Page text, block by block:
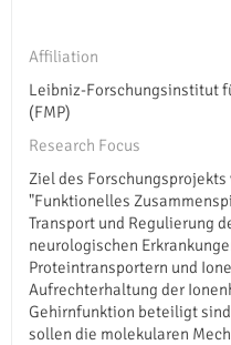
Affiliation
Leibniz-Forschungsinstitut
(FMP)
Research Focus
Ziel des
"Funktionelles
Transport und Regulierung
neurologischen
Proteintransportern und
Aufrechterhaltung der
Gehirnfunktion beteiligt
sollen die molekularen